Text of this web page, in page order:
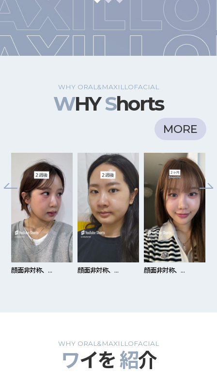
副作用について十分な相談をすることをお勧めします。
大学病院どこでしたらいいの？
手術は神経損傷、感染などの可能性があります。
専門医の相談を通じて、
副作用について十分な相談をすることをお勧めします。
【韓国両顎】
このようなケースはあえて両顎手術
副作用について十分な相談をすることをお勧めします。
両顎手術レビュー！
こうやって手術しました
両顎手術をしたら、必ずたるみが出でるの？
【韓国両顎】 両顎手術をしたら、
必ずたるみが出でるの？
二十顎になるのはいやだ！
専門医の相談を通じて、
副作用について十分な相談をすることをお勧めします。
【韓国両顎】
エラ顎発達による両顎手術レビュー！
男性っぽく見える顔でお悩みなら…？
両顎手術のダウンタイムは？
退職せずに休暇を取るだけでもできる？
【韓国両顎】
両顎手術のダウンタイムは？
退職せずに休暇を取るだけでもできる
WHY ORAL&MAXILLOFACIAL
WHYShorts
MORE
非対称、
顔面非対称、
顔面非対称、
WHY ORAL&MAXILLOFACIAL
ワイを紹介